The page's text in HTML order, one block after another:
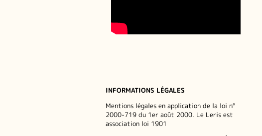
INFORMATIONS LÉGALES
Mentions légales en application de la loi n°
2000-719 du 1er août 2000. Le Leris est
association loi 1901